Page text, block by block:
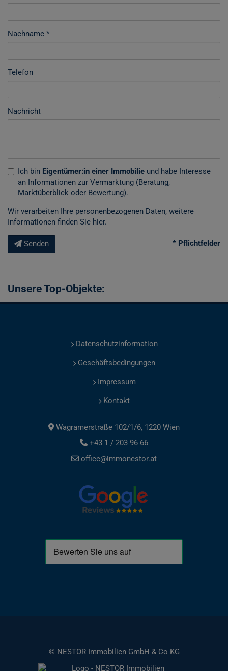
Nachname
Telefon
Nachricht
Ich bin Eigentümer:in einer Immobilie und habe Interesse
an Informationen zur Vermarktung (Beratung,
Marktüberblick oder Bewertung).
Wir verarbeiten Ihre personenbezogenen Daten, weitere
Informationen finden Sie hier.
Senden * Pflichtfelder
Unsere Top-Objekte:
Datenschutzinformation
Geschäftsbedingungen
Impressum
Kontakt
Wagramerstraße 102/1/6, 1220 Wien
+43 1 / 203 96 66
office@immonestor.at
© NESTOR Immobilien GmbH & Co KG